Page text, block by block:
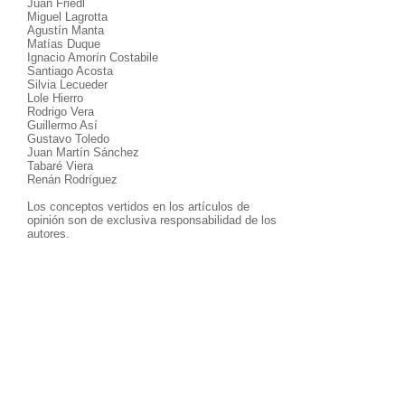
Juan Friedl
Miguel Lagrotta
Agustín Manta
Matías Duque
Ignacio Amorín Costabile
Santiago Acosta
Silvia Lecueder
Lole Hierro
Rodrigo Vera
Guillermo Así
Gustavo Toledo
Juan Martín Sánchez
Tabaré Viera
Renán Rodríguez
Los conceptos vertidos en los artículos de
opinión son de exclusiva responsabilidad de los
autores.